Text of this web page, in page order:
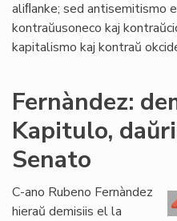
aliﬂanke; sed antisemitismo
kontraŭusoneco kaj
kapitalismo kaj kontraŭ
Fernàndez:
Kapitulo,
Senato
C-ano Rubeno Fernàndez
hieraŭ demisiis el la